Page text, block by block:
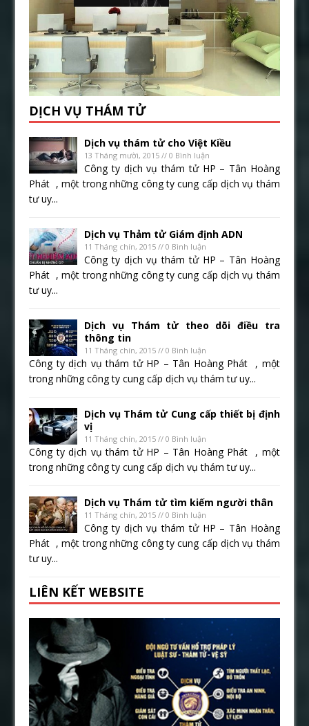
DỊCH VỤ THÁM TỬ
Dịch vụ thám tử cho Việt Kiều
13 Tháng mười, 2015 // 0 Bình luận
Công ty dịch vụ thám tử HP – Tân Hoàng
Phát , một trong những công ty cung cấp dịch vụ thám
tư uy...
Dịch vụ Thảm tử Giám định ADN
11 Tháng chín, 2015 // 0 Bình luận
Công ty dịch vụ thám tử HP – Tân Hoàng
Phát , một trong những công ty cung cấp dịch vụ thám
tư uy...
Dịch vụ Thám tử theo dõi điều tra
thông tin
11 Tháng chín, 2015 // 0 Bình luận
Công ty dịch vụ thám tử HP – Tân Hoàng Phát , một
trong những công ty cung cấp dịch vụ thám tư uy...
Dịch vụ Thám tử Cung cấp thiết bị định
vị
11 Tháng chín, 2015 // 0 Bình luận
Công ty dịch vụ thám tử HP – Tân Hoàng Phát , một
trong những công ty cung cấp dịch vụ thám tư uy...
Dịch vụ Thám tử tìm kiếm người thân
11 Tháng chín, 2015 // 0 Bình luận
Công ty dịch vụ thám tử HP – Tân Hoàng
Phát , một trong những công ty cung cấp dịch vụ thám
tư uy...
LIÊN KẾT WEBSITE